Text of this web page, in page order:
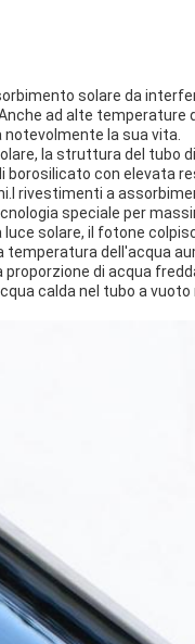
solare da
ad alte temperature
la sua vita.
la struttura del tubo
borosilicato con elevata
rivestimenti a
speciale per
solare, il fotone
temperatura dell'acqua
di acqua
calda nel tubo a